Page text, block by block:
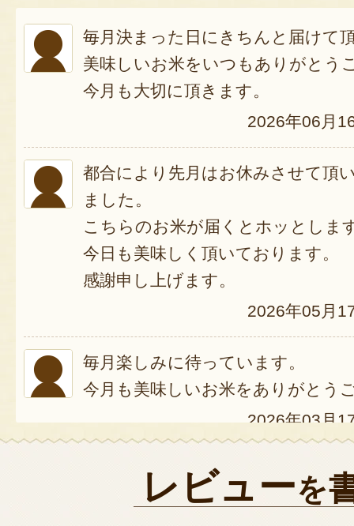
毎月決まった日にきちんと届けて
美味しいお米をいつもありがとう
今月も大切に頂きます。
2026年06月
都合により先月はお休みさせて頂
ました。
こちらのお米が届くとホッとしま
今日も美味しく頂いております。
感謝申し上げます。
2026年05月
毎月楽しみに待っています。
今月も美味しいお米をありがとう
2026年03月
リピートです。
安定の美味しさに毎日幸せを感じ
レビューを